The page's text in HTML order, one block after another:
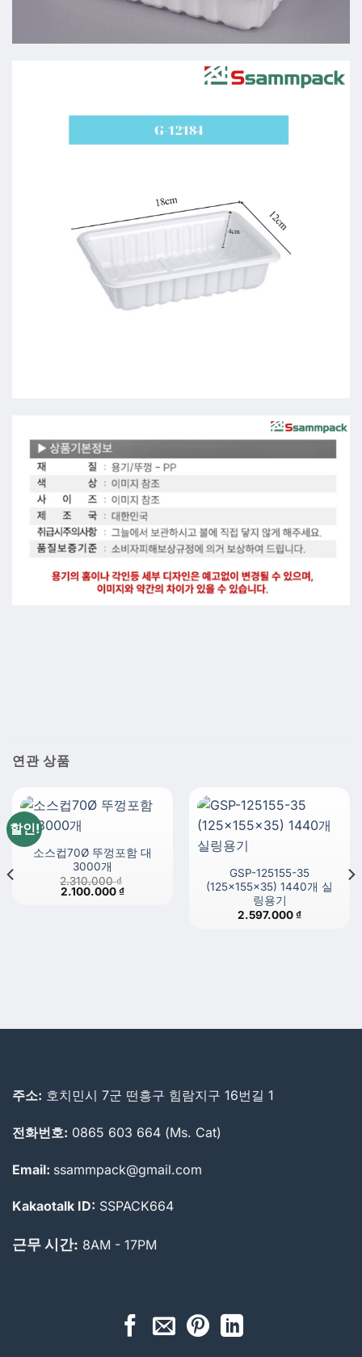
연관 상품
할인!
소스컵70Ø 뚜껑포함 대
3000개
2.310.000₫
원
2.100.000₫현
GSP-125155-35
(125x155x35) 1440개 실
링용기
2.597.000₫
주소: 호치민시 7군 떤흥구 힘람지구 16번길 1
전화번호: 0865 603 664 (Ms. Cat)
Email: ssammpack@gmail.com
Kakaotalk ID: SSPACK664
근무 시간: 8AM - 17PM